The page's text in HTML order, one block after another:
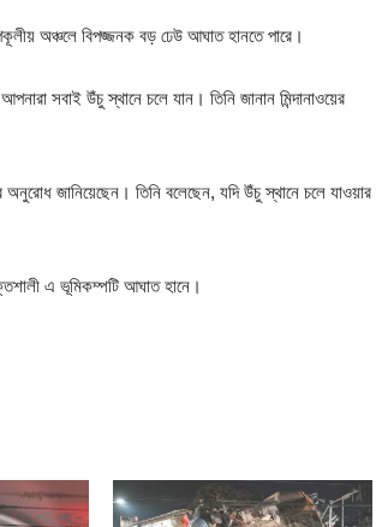
অঞ্চলে বিপজ্জনক বড় ঢেউ আঘাত হানতে পারে।
সবাই উঁচু স্থানে চলে যান। তিনি জানান মিন্দানাওয়ের
অনুরোধ জানিয়েছেন। তিনি বলেছেন, যদি উঁচু স্থানে চলে যাওয়ার
এ ভূমিকম্পটি আঘাত হানে।